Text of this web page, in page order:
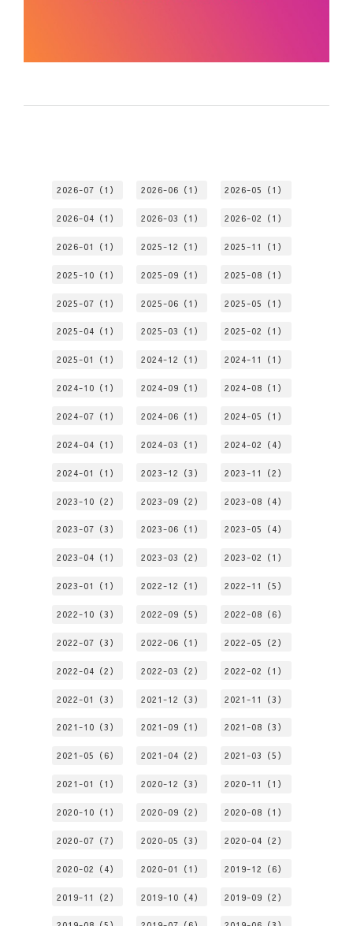
2026-07（1） 2026-06（1） 2026-05（1）
2026-04（1） 2026-03（1） 2026-02（1）
2026-01（1） 2025-12（1） 2025-11（1）
2025-10（1） 2025-09（1） 2025-08（1）
2025-07（1） 2025-06（1） 2025-05（1）
2025-04（1） 2025-03（1） 2025-02（1）
2025-01（1） 2024-12（1） 2024-11（1）
2024-10（1） 2024-09（1） 2024-08（1）
2024-07（1） 2024-06（1） 2024-05（1）
2024-04（1） 2024-03（1） 2024-02（4）
2024-01（1） 2023-12（3） 2023-11（2）
2023-10（2） 2023-09（2） 2023-08（4）
2023-07（3） 2023-06（1） 2023-05（4）
2023-04（1） 2023-03（2） 2023-02（1）
2023-01（1） 2022-12（1） 2022-11（5）
2022-10（3） 2022-09（5） 2022-08（6）
2022-07（3） 2022-06（1） 2022-05（2）
2022-04（2） 2022-03（2） 2022-02（1）
2022-01（3） 2021-12（3） 2021-11（3）
2021-10（3） 2021-09（1） 2021-08（3）
2021-05（6） 2021-04（2） 2021-03（5）
2021-01（1） 2020-12（3） 2020-11（1）
2020-10（1） 2020-09（2） 2020-08（1）
2020-07（7） 2020-05（3） 2020-04（2）
2020-02（4） 2020-01（1） 2019-12（6）
2019-11（2） 2019-10（4） 2019-09（2）